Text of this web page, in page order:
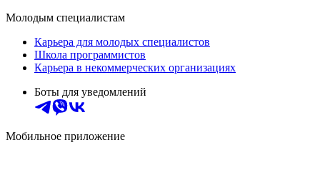
Молодым специалистам
Карьера для молодых специалистов
Школа программистов
Карьера в некоммерческих организациях
Боты для уведомлений
Мобильное приложение